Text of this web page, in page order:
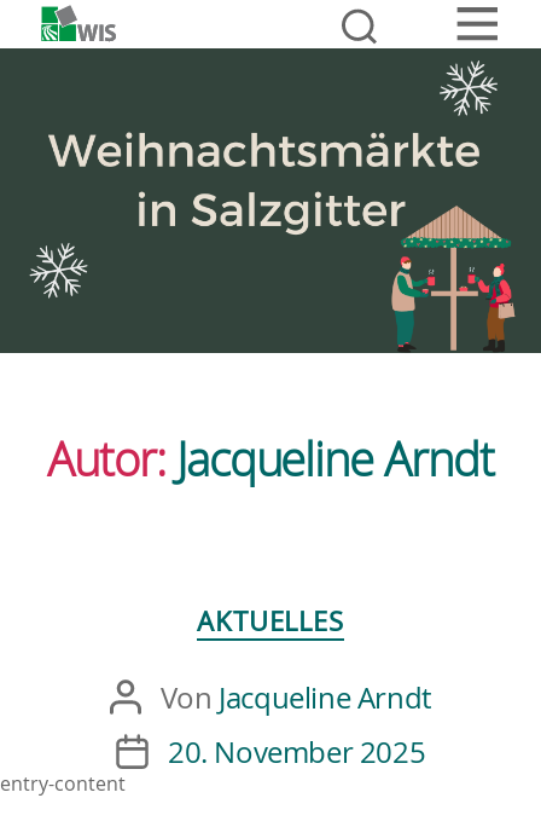
Autor: Jacqueline Arndt
AKTUELLES
Von Jacqueline Arndt
20. November 2025
entry-content